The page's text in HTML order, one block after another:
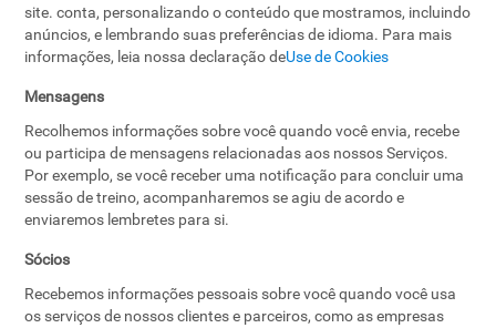
site. conta, personalizando o conteúdo que mostramos, incluindo
anúncios, e lembrando suas preferências de idioma. Para mais
informações, leia nossa declaração deUse de Cookies
Mensagens
Recolhemos informações sobre você quando você envia, recebe
ou participa de mensagens relacionadas aos nossos Serviços.
Por exemplo, se você receber uma notificação para concluir uma
sessão de treino, acompanharemos se agiu de acordo e
enviaremos lembretes para si.
Sócios
Recebemos informações pessoais sobre você quando você usa
os serviços de nossos clientes e parceiros, como as empresas